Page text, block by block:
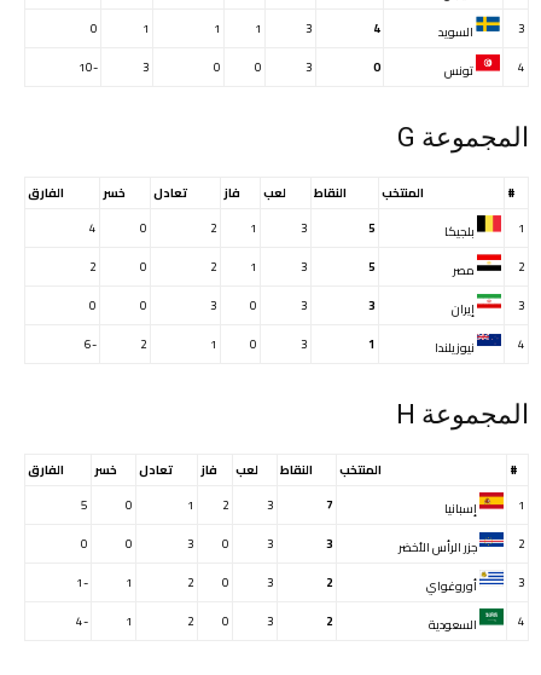
3
السويد 4
3
1
1
1
0
4
تونس 0
3
0
0
3
-10
المجموعة G
# المنتخب النقاط لعب فاز تعادل خسر
الفارق
1
بلجيكا 5
3
1
2
0
4
2
مصر 5
3
1
2
0
2
3
إيران 3
3
0
3
0
0
4
نيوزيلندا 1
3
0
1
2
-6
المجموعة H
# المنتخب النقاط لعب فاز تعادل خسر
الفارق
1
إسبانيا 7
3
2
1
0
5
2
جزر الرأس الأخضر 3
3
0
3
0
0
3
أوروغواي 2
3
0
2
1
-1
4
السعودية 2
3
0
2
1
-4